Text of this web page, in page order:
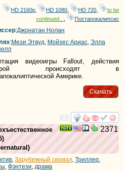
HD 2160р, HD 1080, HD 720,
to be
continued..., Постапокалипсис
:Джонатан Нолан
:Мези Этвуд, Мойзес Ариас, Элла
видеоигры Fallout, действия
происходят ​​в
Америке.
Скачать
смотреть
2371
)
, Зарубежный сериал, Триллер,
, Фэнтези, драма